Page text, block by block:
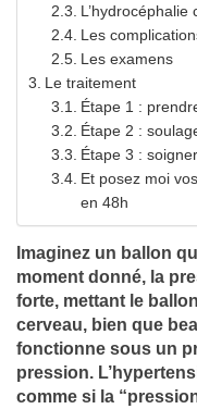
L’hydrocéphalie
Les
Les examens
Le traitement
Étape 1 :
Étape 2 :
Étape 3 :
Et posez moi
en 48h
Imaginez un ballon
moment donné, la
forte, mettant le
cerveau, bien que
fonctionne sous un
pression.
comme si la